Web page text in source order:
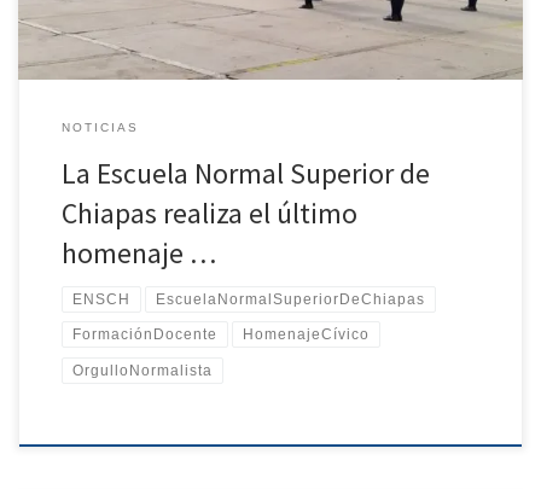
reconocer el trabajo realizado a lo largo […]
NOTICIAS
La Escuela Normal Superior de
Chiapas realiza el último
homenaje …
ENSCH EscuelaNormalSuperiorDeChiapas
FormaciónDocente HomenajeCívico
OrgulloNormalista